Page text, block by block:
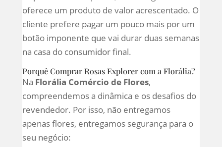
oferece um produto de valor acrescentado. O
cliente prefere pagar um pouco mais por um
botão imponente que vai durar duas semanas
na casa do consumidor final.
Porquê Comprar Rosas Explorer com a Florália?
Na Florália Comércio de Flores,
compreendemos a dinâmica e os desafios do
revendedor. Por isso, não entregamos
apenas flores, entregamos segurança para o
seu negócio: